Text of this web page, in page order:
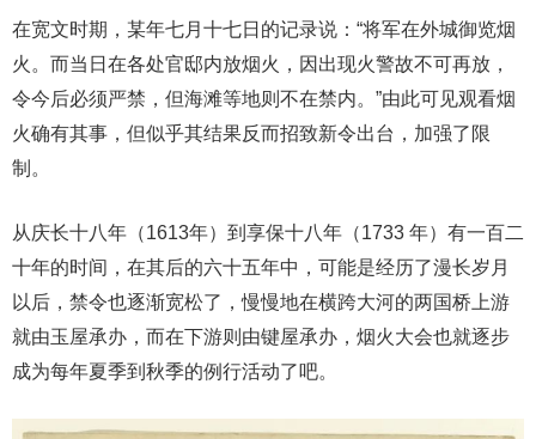
在宽文时期，某年七月十七日的记录说：“将军在外城御览烟
火。而当日在各处官邸内放烟火，因出现火警故不可再放，
令今后必须严禁，但海滩等地则不在禁内。”由此可见观看烟
火确有其事，但似乎其结果反而招致新令出台，加强了限
制。
从庆长十八年（1613年）到享保十八年（1733 年）有一百二
十年的时间，在其后的六十五年中，可能是经历了漫长岁月
以后，禁令也逐渐宽松了，慢慢地在横跨大河的两国桥上游
就由玉屋承办，而在下游则由键屋承办，烟火大会也就逐步
成为每年夏季到秋季的例行活动了吧。